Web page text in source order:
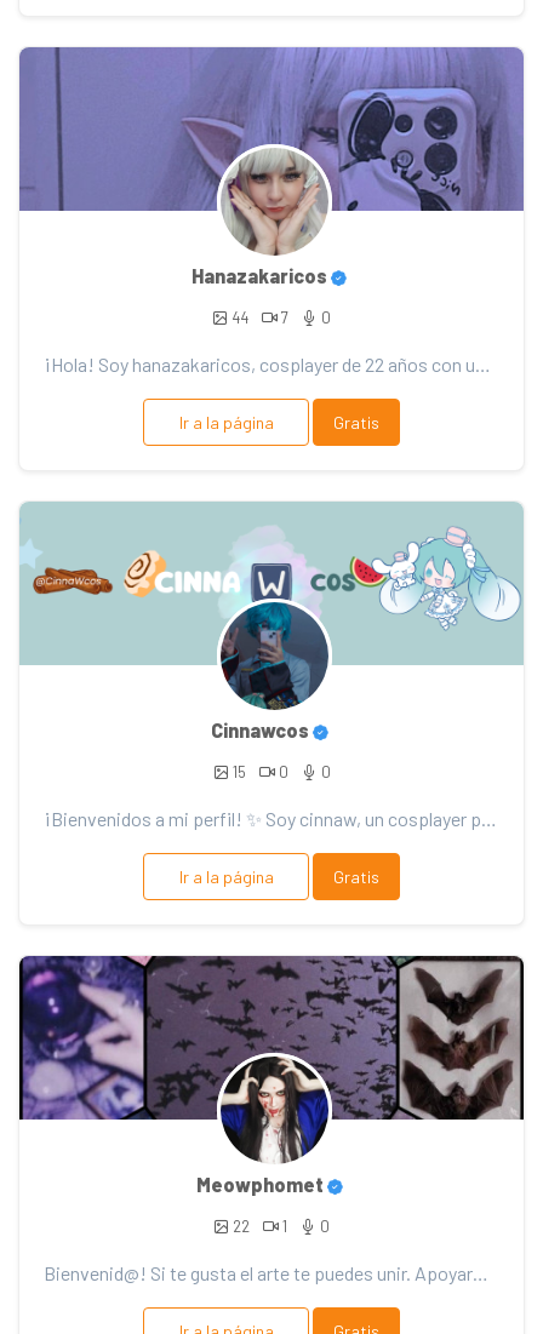
Hanazakaricos
44 7 0
¡Hola! Soy hanazakaricos, cosplayer de 22 años con una pasión por traer a la vida personajes de anim...
Ir a la página Gratis
Cinnawcos
15 0 0
¡Bienvenidos a mi perfil! ✨ Soy cinnaw, un cosplayer principiante que le encanta vocaloid. teng...
Ir a la página Gratis
Meowphomet
22 1 0
Bienvenid@! Si te gusta el arte te puedes unir. Apoyarme 🖤 Puedes pedir bocetos personalizados par...